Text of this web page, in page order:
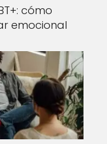
cómo
emocional